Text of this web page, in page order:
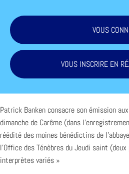
VOUS
VOUS INSCRIRE EN
Patrick Banken consacre son émission
dimanche de Carême (dans
réédité des moines bénédictins de
l’Office des Ténèbres du Jeudi saint
interprètes variés »